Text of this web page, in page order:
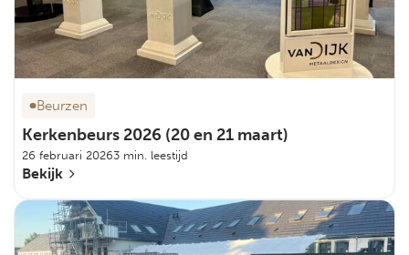
Beurzen
Kerkenbeurs 2026 (20 en 21 maart)
26 februari 20263 min. leestijd
Bekijk